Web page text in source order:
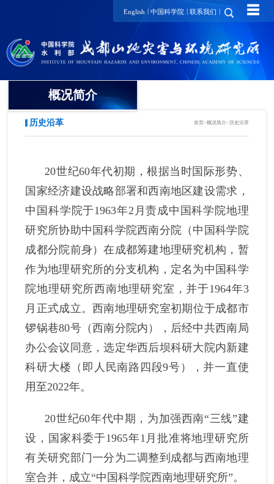
English | 中国科学院 | 联系我们 | ☰
概况简介
单位介绍
领导集体
历任领导
学术委员会
学位评定委员会
科研道德委员会
工程质量委员会
历史沿革 首页>概况简介> 历史沿革
20世纪60年代初期，根据当时国际形势、
国家经济建设战略部署和西南地区建设需求，
中国科学院于1963年2 月责成中国科学院地理
研究所协助中国科学院西南分院（中国科学院
成都分院前身）在成都筹建地理研究机构，暂
作为地理研究所的分支机构，定名为中国科学
院地理研究所西南地理研究室 ， 并于1964年3
月正式成立 。西南地理研究室初期位于成都市
锣锅巷80号（西南分院内） ， 后经中共西南局
办公会议同意，选定华西后坝科研大院内新建
科研大楼（即人民南路四段9号），并一直使
用至2022年。
20世纪60年代中期 ， 为加强西南“三线”建
设 ， 国家科委于1965年1 月批准将地理研究所
有关研究部门一分为二调整到成都与西南地理
室合并，成立“中国科学院西南地理研究所”。